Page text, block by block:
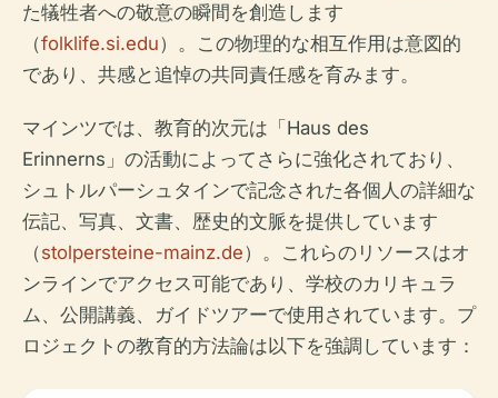
た犠牲者への敬意の瞬間を創造します
（folklife.si.edu）。この物理的な相互作用は意図的
であり、共感と追悼の共同責任感を育みます。
マインツでは、教育的次元は「Haus des
Erinnerns」の活動によってさらに強化されており、
シュトルパーシュタインで記念された各個人の詳細な
伝記​​、写真、文書、歴史的文脈を提供しています
（stolpersteine-mainz.de）。これらのリソースはオ
ンラインでアクセス可能であり、学校のカリキュラ
ム、公開講義、ガイドツアーで使用されています。プ
ロジェクトの教育的方法論は以下を強調しています：